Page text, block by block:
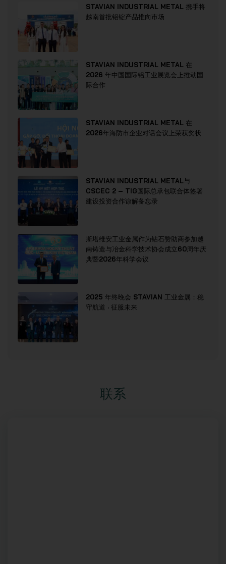
STAVIAN INDUSTRIAL METAL 携手将
越南首批铝锭产品推向市场
STAVIAN INDUSTRIAL METAL 在
2026 年中国国际铝工业展览会上推动国
际合作
STAVIAN INDUSTRIAL METAL 在
2026年海防市企业对话会议上荣获奖状
STAVIAN INDUSTRIAL METAL与
CSCEC 2 – TIG国际总承包联合体签署
建设投资合作谅解备忘录
斯塔维安工业金属作为钻石赞助商参加越
南铸造与冶金科学技术协会成立60周年庆
典暨2026年科学会议
2025 年终晚会 STAVIAN 工业金属：稳
守航道 · 征服未来
联系